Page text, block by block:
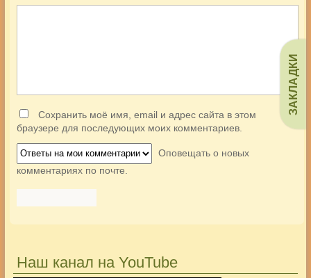
ЗАКЛАДКИ
Сохранить моё имя, email и адрес сайта в этом
браузере для последующих моих комментариев.
Оповещать о новых
комментариях по почте.
Наш канал на YouTube